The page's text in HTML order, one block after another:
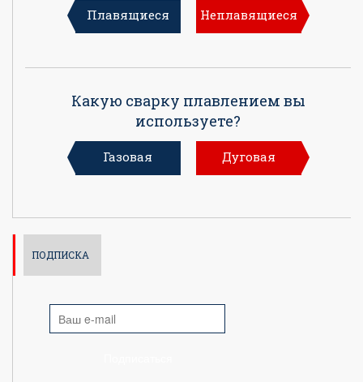
Плавящиеся Неплавящиеся
Какую сварку плавлением вы
используете?
Газовая Дуговая
ПОДПИСКА